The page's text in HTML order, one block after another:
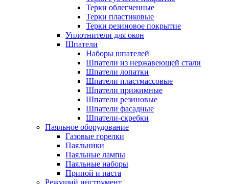
Терки облегченные
Терки пластиковые
Терки резиновое покрытие
Уплотнители для окон
Шпатели
Наборы шпателей
Шпатели из нержавеющей стали
Шпатели лопатки
Шпатели пластмассовые
Шпатели прижимные
Шпатели резиновые
Шпатели фасадные
Шпатели-скребки
Паяльное оборудование
Газовые горелки
Паяльники
Паяльные лампы
Паяльные наборы
Припой и паста
Режущий инструмент